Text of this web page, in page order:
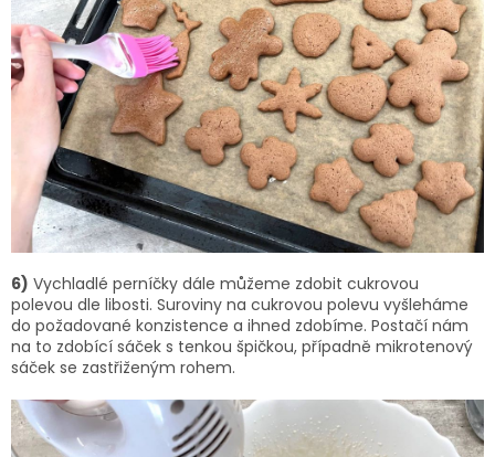
6) Vychladlé perníčky dále můžeme zdobit cukrovou
polevou dle libosti. Suroviny na cukrovou polevu vyšleháme
do požadované konzistence a ihned zdobíme. Postačí nám
na to zdobící sáček s tenkou špičkou, případně mikrotenový
sáček se zastřiženým rohem.